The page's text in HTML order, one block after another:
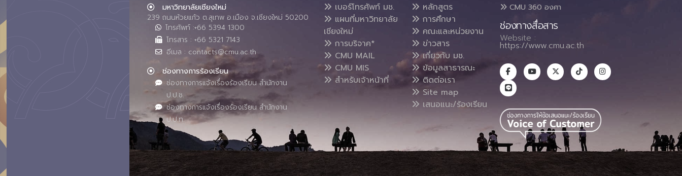
มหาวิทยาลัยเชียงใหม่
239 ถนนห้วยแก้ว ต.สุเทพ อ.เมือง จ.เชียงใหม่ 50200
โทรศัพท์ :+66 5394 1300
โทรสาร : +66 5321 7143
อีเมล : contacts@cmu.ac.th
ช่องทางการร้องเรียน
ช่องทางการแจ้งเรื่องร้องเรียน สำนักงาน
ป.ป.ช.
ช่องทางการแจ้งเรื่องร้องเรียน สำนักงาน
ป.ป.ท.
เบอร์โทรศัพท์ มช.
แผนที่มหาวิทยาลัย
เชียงใหม่
การบริจาค*
CMU MAIL
CMU MIS
สำหรับเจ้าหน้าที่
หลักสูตร
การศึกษา
คณะและหน่วยงาน
ข่าวสาร
เกี่ยวกับ มช.
ข้อมูลสาธารณะ
ติดต่อเรา
Site map
เสนอแนะ/ร้องเรียน
CMU 360 องศา
ช่องทางสื่อสาร
Website :
https://www.cmu.ac.th